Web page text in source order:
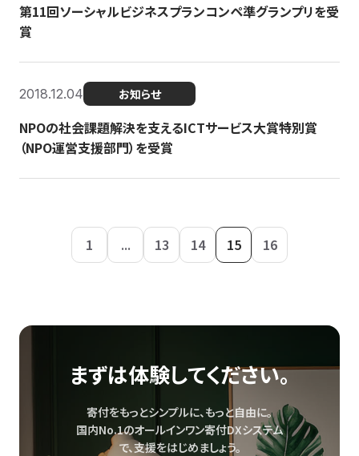
第11回ソーシャルビジネスプランコンペ準グランプリを受
賞
2018.12.04 お知らせ
NPOの社会課題解決を支えるICTサービス大賞特別賞
（NPO運営支援部門）を受賞
1 ... 13 14 15 16
まずは体験してください。
寄付をもっとシンプルに、もっと自由に。
国内No.1のオールインワン寄付DXシステム
で、支援をはじめましょう。